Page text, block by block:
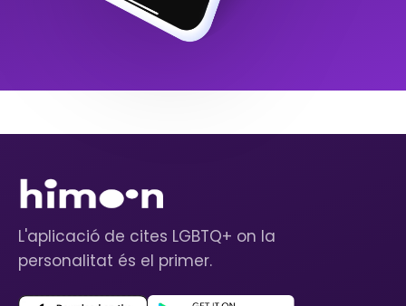
L'aplicació de cites LGBTQ+ on la
personalitat és el primer.